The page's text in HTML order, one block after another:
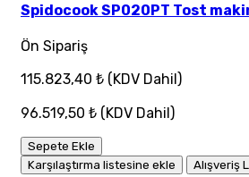
Spidocook SP020PT Tost
Ön Sipariş
115.823,40 ₺ (KDV Dahil)
96.519,50 ₺ (KDV Dahil)
Sepete Ekle
Karşılaştırma listesine ekle
Alışveriş